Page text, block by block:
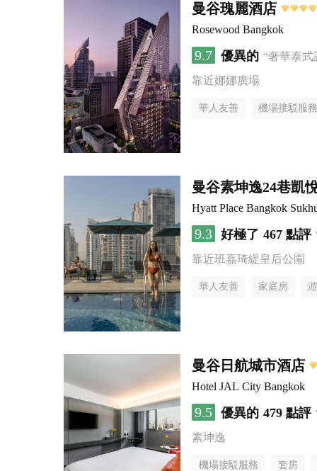
曼谷瑰麗酒店
Rosewood Bangkok
9.7 優異的 “奢華泰
靠近娜娜廣場
華人友善 機場接駁服務
曼谷素坤逸24巷凱
Hyatt Place Bangkok
9.3 好極了 467 點評
靠近班嘉琦緹皇后公園
華人友善 家庭房
曼谷日航城市酒店
Hotel JAL City Bangkok
9.5 優異的 479 點評
素坤逸
機場接駁服務 套房